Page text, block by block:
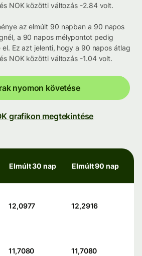
NOK közötti változás -2.84 volt.
az elmúlt 90 napban a 90 napos
a 90 napos mélypontot pedig
el. Ez azt jelenti, hogy a 90 napos átlag
NOK közötti változás -1.04 volt.
nyomon követése
grafikon megtekintése
Elmúlt 30 nap Elmúlt 90 nap
12,0977 12,2916
11,7080 11,7080